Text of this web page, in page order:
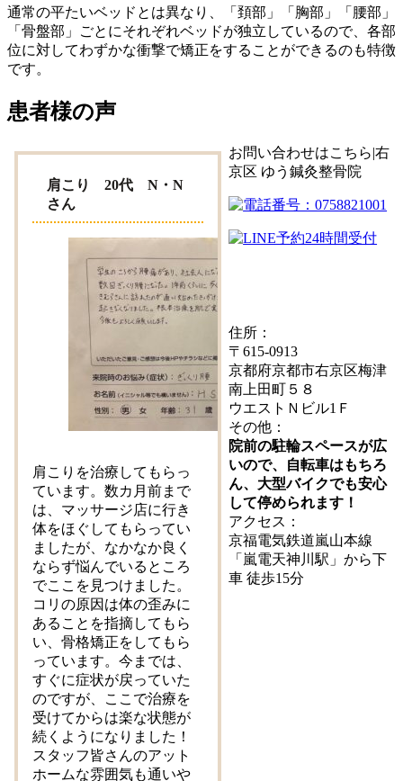
通常の平たいベッドとは異なり、「頚部」「胸部」「腰部」
「骨盤部」ごとにそれぞれベッドが独立しているので、各部
位に対してわずかな衝撃で矯正をすることができるのも特徴
です。
患者様の声
肩こり 20代 N・N
さん
肩こりを治療してもらっ
ています。数カ月前まで
は、マッサージ店に行き
体をほぐしてもらってい
ましたが、なかなか良く
ならず悩んでいるところ
でここを見つけました。
コリの原因は体の歪みに
あることを指摘してもら
い、骨格矯正をしてもら
っています。今までは、
すぐに症状が戻っていた
のですが、ここで治療を
受けてからは楽な状態が
続くようになりました！
スタッフ皆さんのアット
ホームな雰囲気も通いや
お問い合わせはこちら|右
京区 ゆう鍼灸整骨院
住所：
〒615-0913
京都府京都市右京区梅津
南上田町５８
ウエストＮビル1Ｆ
その他：
院前の駐輪スペースが広
いので、自転車はもちろ
ん、大型バイクでも安心
して停められます！
アクセス：
京福電気鉄道嵐山本線
「嵐電天神川駅」から下
車 徒歩15分